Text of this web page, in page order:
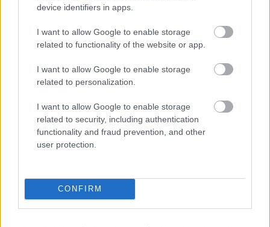
device identifiers in apps.
I want to allow Google to enable storage
related to functionality of the website or app.
I want to allow Google to enable storage
related to personalization.
I want to allow Google to enable storage
related to security, including authentication
functionality and fraud prevention, and other
user protection.
CONFIRM
Fotó:Maciej Czekajewski/ Shutterstock